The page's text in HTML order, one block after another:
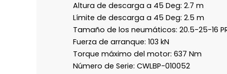
Altura de descarga a 45 Deg: 2.7 m
Límite de descarga a 45 Deg: 2.5 m
Tamaño de los neumáticos: 20.5-25-16
Fuerza de arranque: 103 kN
Torque máximo del motor: 637 Nm
Número de Serie: CWLBP-010052